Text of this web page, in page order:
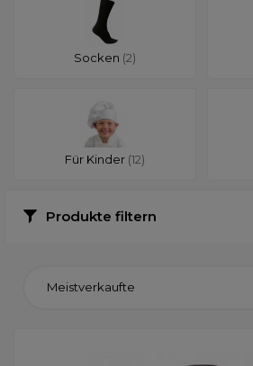
Socken (2)
Für Kinder (12)
Produkte filtern
Meistverkaufte